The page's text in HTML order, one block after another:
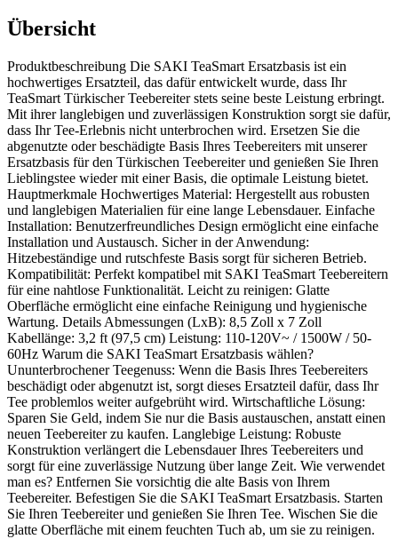
Übersicht
Produktbeschreibung Die SAKI TeaSmart Ersatzbasis ist ein
hochwertiges Ersatzteil, das dafür entwickelt wurde, dass Ihr
TeaSmart Türkischer Teebereiter stets seine beste Leistung erbringt.
Mit ihrer langlebigen und zuverlässigen Konstruktion sorgt sie dafür,
dass Ihr Tee-Erlebnis nicht unterbrochen wird. Ersetzen Sie die
abgenutzte oder beschädigte Basis Ihres Teebereiters mit unserer
Ersatzbasis für den Türkischen Teebereiter und genießen Sie Ihren
Lieblingstee wieder mit einer Basis, die optimale Leistung bietet.
Hauptmerkmale Hochwertiges Material: Hergestellt aus robusten
und langlebigen Materialien für eine lange Lebensdauer. Einfache
Installation: Benutzerfreundliches Design ermöglicht eine einfache
Installation und Austausch. Sicher in der Anwendung:
Hitzebeständige und rutschfeste Basis sorgt für sicheren Betrieb.
Kompatibilität: Perfekt kompatibel mit SAKI TeaSmart Teebereitern
für eine nahtlose Funktionalität. Leicht zu reinigen: Glatte
Oberfläche ermöglicht eine einfache Reinigung und hygienische
Wartung. Details Abmessungen (LxB): 8,5 Zoll x 7 Zoll
Kabellänge: 3,2 ft (97,5 cm) Leistung: 110-120V~ / 1500W / 50-
60Hz Warum die SAKI TeaSmart Ersatzbasis wählen?
Ununterbrochener Teegenuss: Wenn die Basis Ihres Teebereiters
beschädigt oder abgenutzt ist, sorgt dieses Ersatzteil dafür, dass Ihr
Tee problemlos weiter aufgebrüht wird. Wirtschaftliche Lösung:
Sparen Sie Geld, indem Sie nur die Basis austauschen, anstatt einen
neuen Teebereiter zu kaufen. Langlebige Leistung: Robuste
Konstruktion verlängert die Lebensdauer Ihres Teebereiters und
sorgt für eine zuverlässige Nutzung über lange Zeit. Wie verwendet
man es? Entfernen Sie vorsichtig die alte Basis von Ihrem
Teebereiter. Befestigen Sie die SAKI TeaSmart Ersatzbasis. Starten
Sie Ihren Teebereiter und genießen Sie Ihren Tee. Wischen Sie die
glatte Oberfläche mit einem feuchten Tuch ab, um sie zu reinigen.